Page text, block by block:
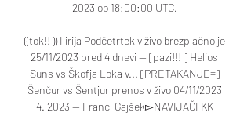
2023 ob 18:00:00 UTC.
((tok!! )) Ilirija Podčetrtek v živo brezplačno je
25/11/2023 pred 4 dnevi — [pazi!!! ] Helios
Suns vs Škofja Loka v... [PRETAKANJE=]
Šenčur vs Šentjur prenos v živo 04/11/2023
4. 2023 — Franci Gajšek▻NAVIJAČI KK